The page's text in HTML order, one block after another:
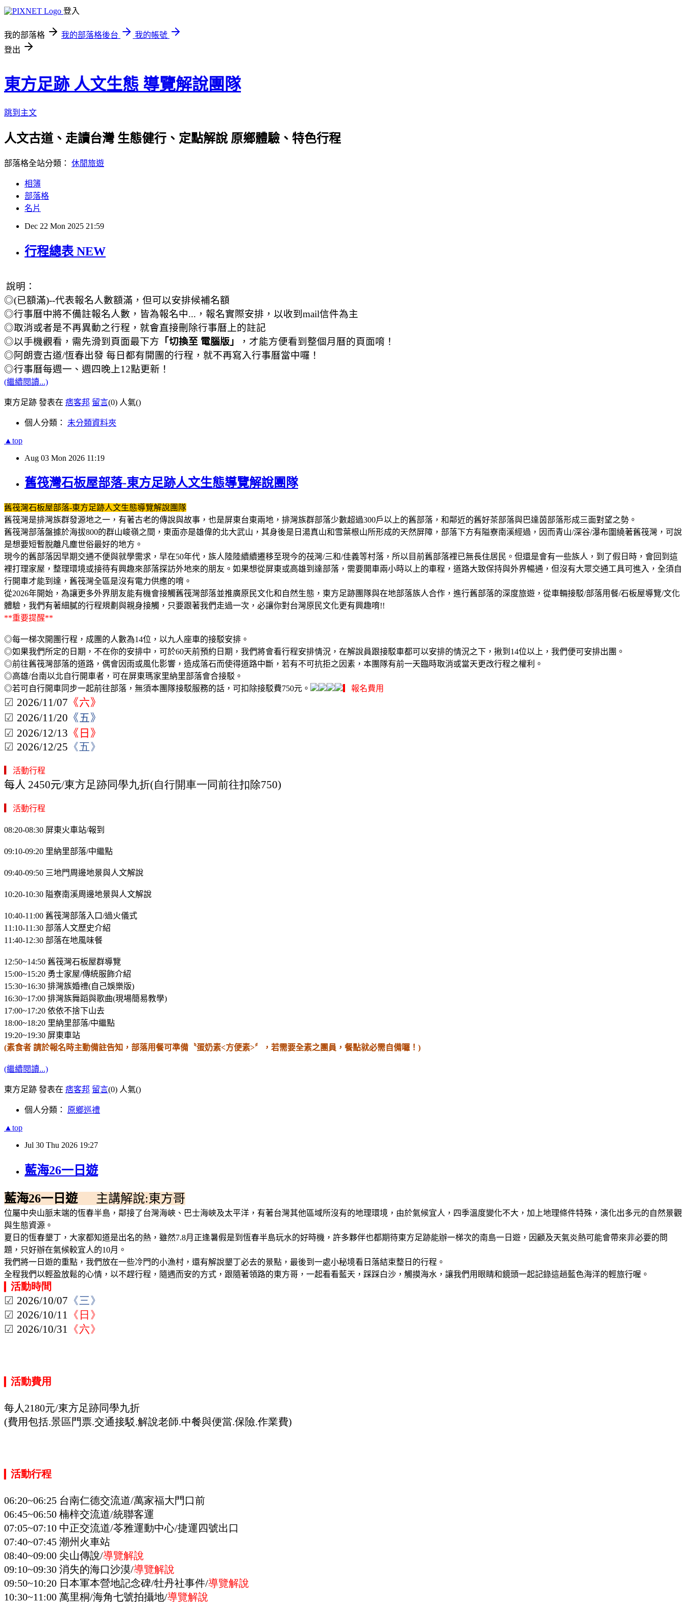
登入
我的部落格 我的部落格後台
我的帳號
登出
東方足跡 人文生態 導覽解說團隊
跳到主文
人文古道、走讀台灣 生態健行、定點解說 原鄉體驗、特色行程
部落格全站分類： 休閒旅遊
相簿
部落格
名片
Dec 22 Mon 2025 21:59
行程總表 NEW
說明：
◎(已額滿)--代表報名人數額滿，但可以安排候補名額
◎行事曆中將不備註報名人數，皆為報名中...，報名實際安排，以收到mail信件為主
◎取消或者是不再異動之行程，就會直接刪除行事曆上的註記
◎以手機觀看，需先滑到頁面最下方 「切換至 電腦版」
，才能方便看到整個月曆的頁面唷！
◎阿朗壹古道/恆春出發 每日都有開團的行程，就不再寫入行事曆當中囉！
◎行事曆每週一、週四晚上12點更新！
(繼續閱讀...)
東方足跡 發表在 痞客邦 留言(0) 人氣()
個人分類： 未分類資料夾
▲top
Aug 03 Mon 2026 11:19
舊筏灣石板屋部落-東方足跡人文生態導覽解說團隊
舊筏灣石板屋部落-東方足跡人文生態導覽解說團隊
舊筏灣是排灣族群發源地之一，有著古老的傳說與故事，也是屏東台東兩地，排灣族群部落少數超過300戶以上的舊部落，和鄰近的舊好茶部落與巴達茵部落形成三面對望之勢。
舊筏灣部落盤據於海拔800的群山峻嶺之間，東面亦是雄偉的北大武山，其身後是日湯真山和雪葉根山所形成的天然屏障，部落下方有隘寮南溪經過，因而青山/深谷/瀑布圍繞著舊筏灣，可說
是想要短暫脫離凡塵世俗最好的地方。
現今的舊部落因早期交通不便與就學需求，早在50年代，族人陸陸續續遷移至現今的茷灣/三和/佳義等村落，所以目前舊部落裡已無長住居民。但還是會有一些族人，到了假日時，會回到這
裡打理家屋，整理環境或接待有興趣來部落探訪外地來的朋友。如果想從屏東或高雄到達部落，需要開車兩小時以上的車程，道路大致保持與外界暢通，但沒有大眾交通工具可進入，全須自
行開車才能到達，舊筏灣全區是沒有電力供應的唷。
從2026年開始，為讓更多外界朋友能有機會接觸舊筏灣部落並推廣原民文化和自然生態，東方足跡團隊與在地部落族人合作，進行舊部落的深度旅遊，從車輛接駁/部落用餐/石板屋導覽/文化
體驗，我們有著細膩的行程規劃與親身接觸，只要跟著我們走過一次，必讓你對台灣原民文化更有興趣唷!!
**重要提醒**
◎每一梯次開團行程，成團的人數為14位，以九人座車的接駁安排。
◎如果我們所定的日期，不在你的安排中 ，可於60天前預約日期 ，我們將會看行程安排情況，在解說員跟接駁車都可以安排的情況之下，揪到14位以上 ， 我們便可安排出團 。
◎前往舊筏灣部落的道路，偶會因雨或風化影響，造成落石而使得道路中斷，若有不可抗拒之因素，本團隊有前一天臨時取消或當天更改行程之權利。
◎高雄/台南以北自行開車者，可在屏東瑪家里納里部落會合接駁。
◎若可自行開車同步一起前往部落，無須本團隊接駁服務的話，可扣除接駁費750元。
報名費用
☑ 2026/11/07 《六》
☑ 2026/11/20 《五》
☑ 2026/12/13 《 日 》
☑ 2026/12/25 《五》
活動行程
每人 2450元/東方足跡同學九折(自行開車一同前往扣除750)
活動行程
08:20-08:30 屏東火車站/報到
09:10-09:20 里納里部落/中繼點
09:40-09:50 三地門周邊地景與人文解說
10:20-10:30 隘寮南溪周邊地景與人文解說
10:40-11:00 舊筏灣部落入口/過火儀式
11:10-11:30 部落人文歷史介紹
11:40-12:30 部落在地風味餐
12:50~14:50 舊筏灣石板屋群導覽
15:00~15:20 勇士家屋/傳統服飾介紹
15:30~16:30 排灣族婚禮(自己娛樂版)
16:30~17:00 排灣族舞蹈與歌曲(現場簡易教學)
17:00~17:20 依依不捨下山去
18:00~18:20 里納里部落/中繼點
19:20~19:30 屏東車站
(素食者 請於報名時主動備註告知，部落用餐可準備〝蛋奶素<方便素>〞，若需要全素之團員，餐點就必需自備囉！)
(繼續閱讀...)
東方足跡 發表在 痞客邦 留言(0) 人氣()
個人分類： 原鄉巡禮
▲top
Jul 30 Thu 2026 19:27
藍海26一日遊
藍海26一日遊 主講解說:東方哥
位屬中央山脈末端的恆春半島，鄰接了台灣海峽、巴士海峽及太平洋，有著台灣其他區域所沒有的地理環境，由於氣候宜人，四季溫度變化不大，加上地理條件特殊，演化出多元的自然景觀
與生態資源。
夏日的恆春墾丁，大家都知道是出名的熱，雖然7.8月正逢暑假是到恆春半島玩水的好時機，許多夥伴也都期待東方足跡能辦一梯次的南島一日遊，因顧及天氣炎熱可能會帶來非必要的問
題，只好辦在氣候較宜人的10月。
我們將一日遊的重點，我們放在一些冷門的小漁村，還有解說墾丁必去的景點，最後到一處小秘境看日落結束整日的行程。
全程我們以輕盈放鬆的心情，以不趕行程，隨遇而安的方式，跟隨著領路的東方哥，一起看看藍天，踩踩白沙，觸摸海水，讓我們用眼睛和鏡頭一起記錄這趟藍色海洋的輕旅行喔。
活動時間
☑ 2026/10/07 《三》
☑ 2026/10/11 《 日 》
☑ 2026/10/31 《六》
活動費用
每人2180元/東方足跡同學九折
(費用包括.景區門票.交通接駁.解說老師.中餐與便當.保險.作業費)
活動行程
06:20~06:25 台南仁德交流道/萬家福大門口前
06:45~06:50 楠梓交流道/統聯客運
07:05~07:10 中正交流道/苓雅運動中心/捷運四號出口
07:40~07:45 潮州火車站
08:40~09:00 尖山傳說/導覽解說
09:10~09:30 消失的海口沙漠/導覽解說
09:50~10:20 日本軍本營地記念碑/牡丹社事件/導覽解說
10:30~11:00 萬里桐/海角七號拍攝地/導覽解說